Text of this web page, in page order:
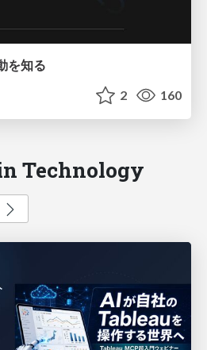
を知る
2 160
Technology